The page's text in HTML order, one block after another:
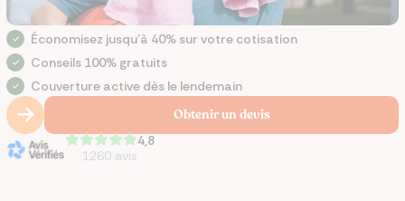
Économisez jusqu'à 40% sur votre cotisation
Conseils 100% gratuits
Couverture active dès le lendemain
Obtenir un devis
4,8
1260 avis